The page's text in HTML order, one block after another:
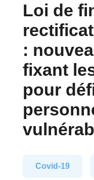
Loi de
:
fixant
pour
Covid-19